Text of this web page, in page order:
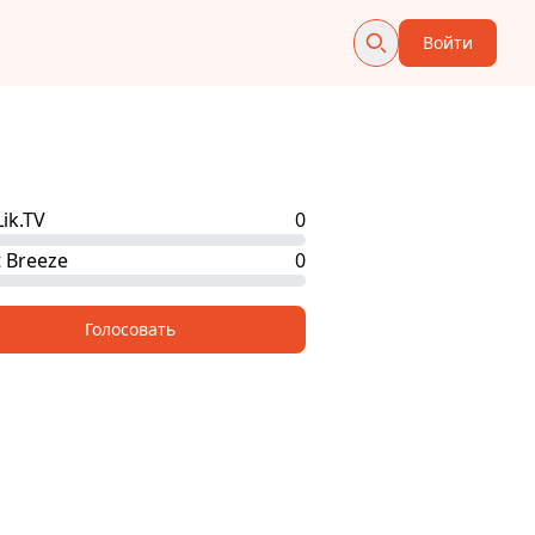
Войти
0
0
Голосовать